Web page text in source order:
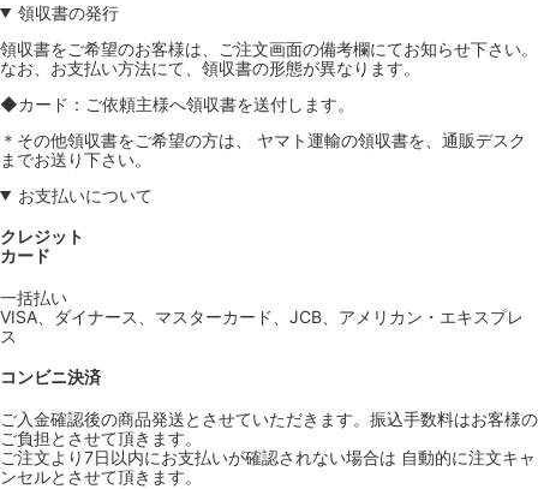
領収書の発行
領収書をご希望のお客様は、ご注文画面の備考欄にてお知らせ下さい。
なお、お支払い方法にて、領収書の形態が異なります。
◆カード：ご依頼主様へ領収書を送付します。
＊その他領収書をご希望の方は、 ヤマト運輸の領収書を、通販デスク
までお送り下さい。
お支払いについて
クレジット
カード
一括払い
VISA、ダイナース、マスターカード、JCB、アメリカン・エキスプレ
ス
コンビニ決済
ご入金確認後の商品発送とさせていただきます。振込手数料はお客様の
ご負担とさせて頂きます。
ご注文より7日以内にお支払いが確認されない場合は 自動的に注文キャ
ンセルとさせて頂きます。